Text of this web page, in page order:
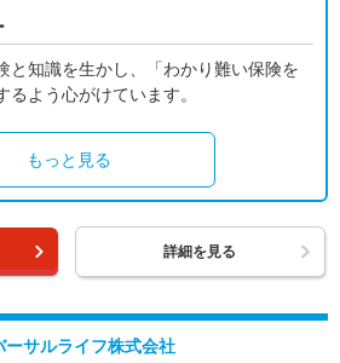
と知識を生かし、「わかり難い保険を
よう心がけています。
もっと見る
詳細を見る
ーサルライフ株式会社